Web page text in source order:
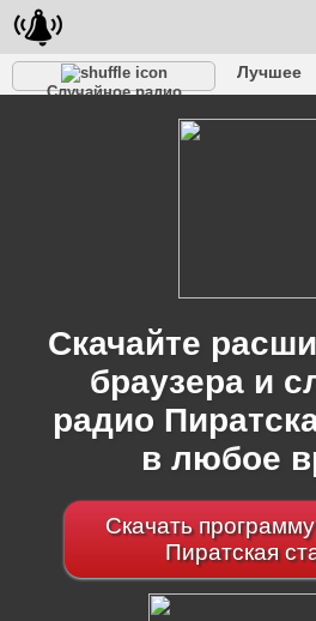
Случайное радио
Лучшее
Рэп
Скачайте
браузера и
радио
в любое
Скачать
Пиратская